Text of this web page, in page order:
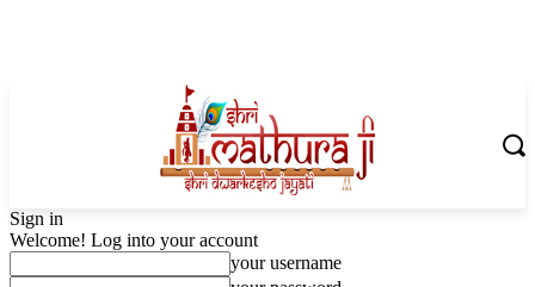
Sign in
Welcome! Log into your account
your username